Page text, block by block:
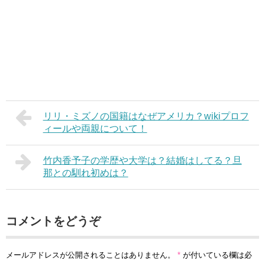
リリ・ミズノの国籍はなぜアメリカ？wikiプロフ
ィールや両親について！
竹内香予子の学歴や大学は？結婚はしてる？旦
那との馴れ初めは？
コメントをどうぞ
メールアドレスが公開されることはありません。 * が付いている欄は必